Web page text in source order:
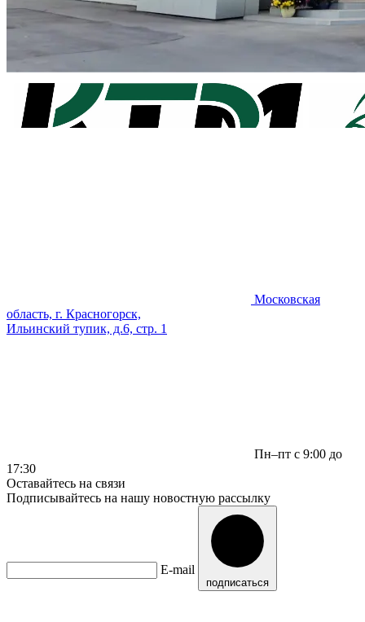
Московская
область, г. Красногорск,
Ильинский тупик, д.6, стр. 1
Пн–пт с 9:00 до
17:30
Оставайтесь на связи
Подписывайтесь на нашу новостную рассылку
E-mail
подписаться